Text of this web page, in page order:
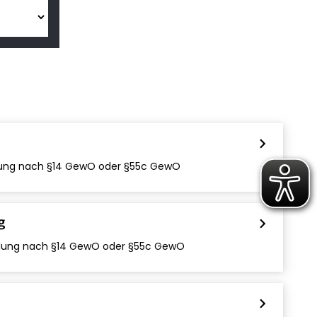
chevron_right
nach §14 GewO oder §55c GewO
chevron_right
nach §14 GewO oder §55c GewO
chevron_right